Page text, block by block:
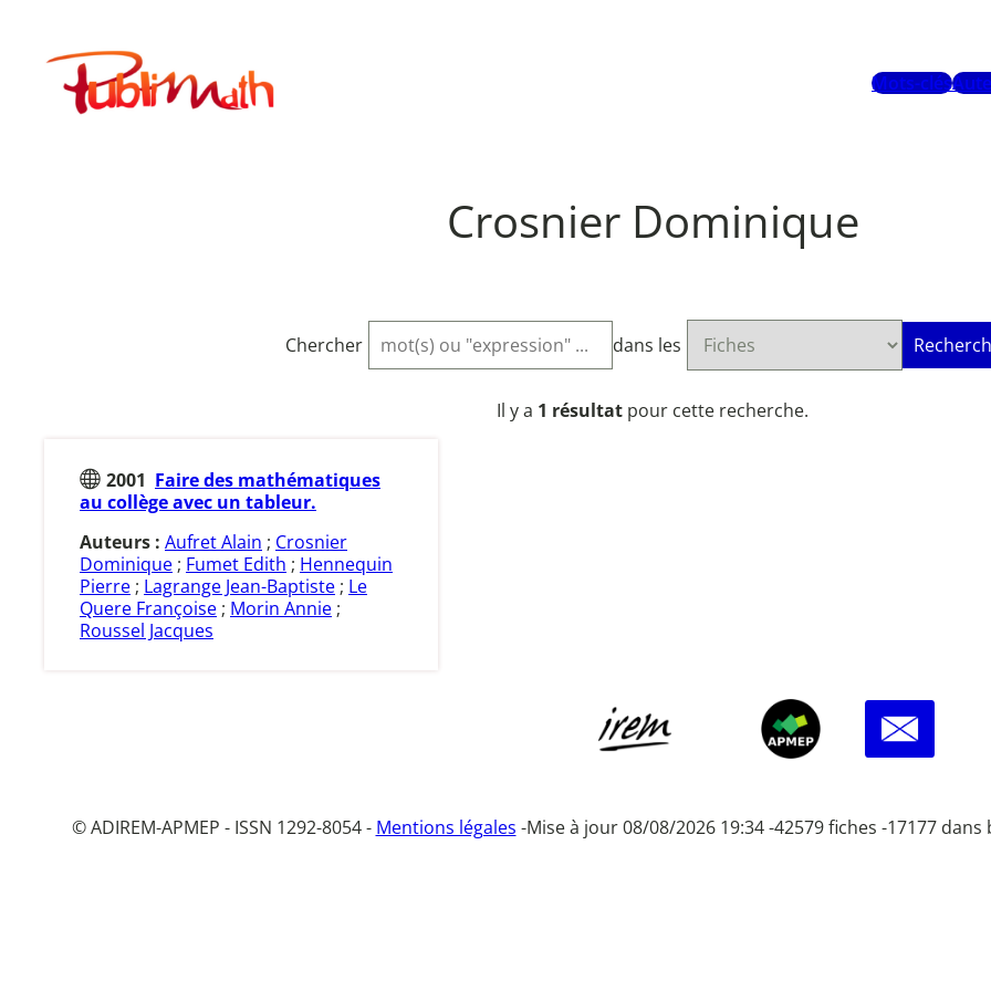
contenuPublimath
Mots-clés
Crosnier Dominique
Chercher dans les
Il y a 1 résultat pour cette recherche.
2001 Faire des mathématiques
au collège avec un tableur.
Auteurs : Aufret Alain ; Crosnier
Dominique ; Fumet Edith ; Hennequin
Pierre ; Lagrange Jean-Baptiste ; Le
Quere Françoise ; Morin Annie ;
Roussel Jacques
© ADIREM-APMEP - ISSN 1292-8054 - Mentions légales -Mise à jour 08/08/2026 19:34 -42579 fiches -17177